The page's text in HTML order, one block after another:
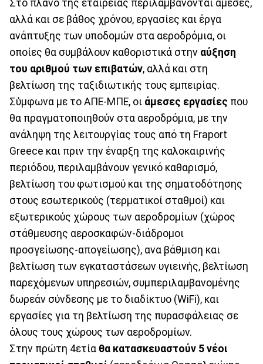
Στο πλάνο της εταιρείας περιλαμβάνονται άμεσες,
αλλά και σε βάθος χρόνου, εργασίες και έργα
ανάπτυξης των υποδομών στα αεροδρόμια, οι
οποίες θα συμβάλουν καθοριστικά στην αύξηση
του αριθμού των επιβατών, αλλά και στη
βελτίωση της ταξιδιωτικής τους εμπειρίας.
Σύμφωνα με το ΑΠΕ-ΜΠΕ, οι άμεσες εργασίες που
θα πραγματοποιηθούν στα αεροδρόμια, με την
ανάληψη της λειτουργίας τους από τη Fraport
Greece και πριν την έναρξη της καλοκαιρινής
περιόδου, περιλαμβάνουν γενικό καθαρισμό,
βελτίωση του φωτισμού και της σηματοδότησης
στους εσωτερικούς (τερματικοί σταθμοί) και
εξωτερικούς χώρους των αεροδρομίων (χώρος
στάθμευσης αεροσκαφών-διάδρομοι
προσγείωσης-απογείωσης), ανα βάθμιση και
βελτίωση των εγκαταστάσεων υγιεινής, βελτίωση
παρεχόμενων υπηρεσιών, συμπεριλαμβανομένης
δωρεάν σύνδεσης με το διαδίκτυο (WiFi), και
εργασίες για τη βελτίωση της πυρασφάλειας σε
όλους τους χώρους των αεροδρομίων.
Στην πρώτη 4ετία θα κατασκευαστούν 5 νέοι